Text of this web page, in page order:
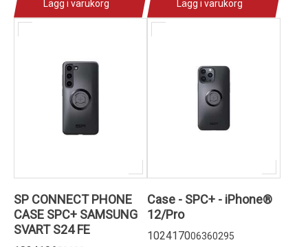
Lägg i varukorg Lägg i varukorg
SP CONNECT PHONE
CASE SPC+ SAMSUNG
SVART S24 FE
Case - SPC+ - iPhone®
12/Pro
102417006360295